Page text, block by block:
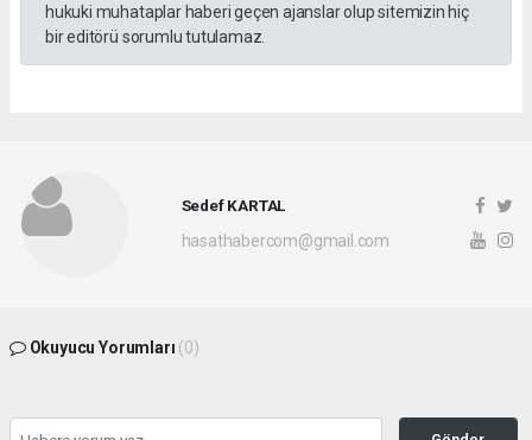
hukuki muhataplar haberi geçen ajanslar olup sitemizin hiç
bir editörü sorumlu tutulamaz.
Sedef KARTAL
hasathabercom@gmail.com
Okuyucu Yorumları (0)